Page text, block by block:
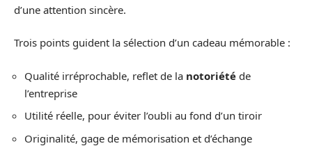
d’une attention sincère.
Trois points guident la sélection d’un cadeau mémorable :
Qualité irréprochable, reflet de la notoriété de
l’entreprise
Utilité réelle, pour éviter l’oubli au fond d’un tiroir
Originalité, gage de mémorisation et d’échange